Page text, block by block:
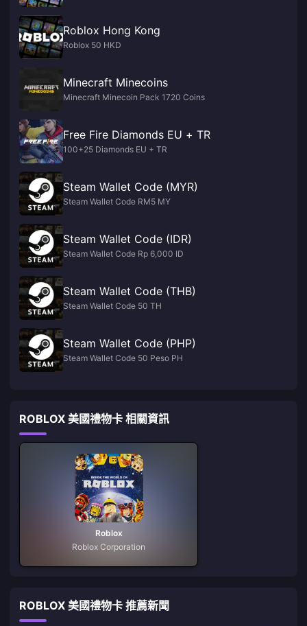
Roblox Hong Kong
Roblox 50 HKD
Minecraft Minecoins
Minecraft Minecoin Pack 1720 Coins
Free Fire Diamonds EU + TR
100+25 Diamonds EU + TR
Steam Wallet Code (MYR)
Steam Wallet Code RM5 MY
Steam Wallet Code (IDR)
Steam Wallet Code Rp 6,000 ID
Steam Wallet Code (THB)
Steam Wallet Code 50 TH
Steam Wallet Code (PHP)
Steam Wallet Code 50 Peso PH
ROBLOX 美國禮物卡 相關資訊
Roblox
Roblox Corporation
ROBLOX 美國禮物卡 推薦新聞